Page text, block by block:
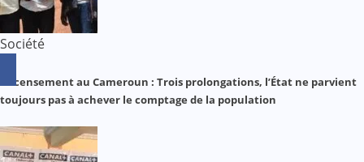
Société
Recensement au Cameroun : Trois prolongations, l’État ne parvient
toujours pas à achever le comptage de la population